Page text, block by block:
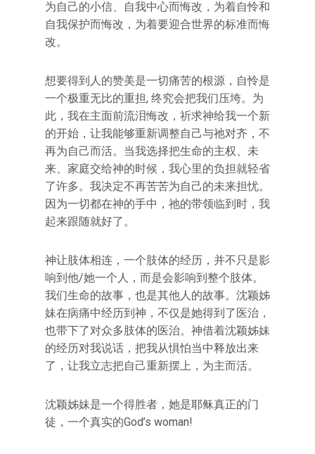
为自己的小信、自我中心而悔改，为着自怜和
自我保护而悔改，为着要迎合世界的标准而悔
改。
想要得到人的赞美是一切痛苦的根源，自怜是
一个极重无比的重担, 终究会把我们压垮。为
此，我在主面前流泪悔改，祈求神给我一个新
的开始，让我能够重新调整自己与祂对齐，不
再为自己而活。当我选择把生命的主权、未
来、家庭交给神的时候，我心里的负担就轻省
了许多。我决定不再苦苦为自己的未来担忧。
因为一切都在神的手中，祂的带领临到时，我
起来跟随就好了。
神让肢体相连，一个肢体的经历，并不只是影
响到他/她一个人，而是会影响到整个肢体。
我们生命的故事，也是其他人的故事。沈颖姊
妹在病痛中经历到神，不仅是她得到了医治，
也带下了对众多肢体的医治。神借着沈颖姊妹
的经历对我说话，把我从惧怕当中释放出来
了，让我立志把自己重新摆上，为主而活。
沈颖姊妹是一个得胜者，她是耶稣真正的门
徒，一个真实的God’s woman!